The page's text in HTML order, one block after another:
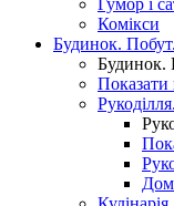
Гумор і
Комікси
Будинок.
Будинок.
Показати